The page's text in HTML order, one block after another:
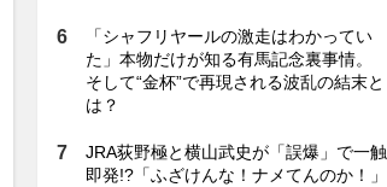
「シャフリヤールの激走はわかってい
た」本物だけが知る有馬記念裏事情。
そして“金杯”で再現される波乱の結末と
は？
JRA荻野極と横山武史が「誤爆」で一触
即発!?「ふざけんな！ナメてんのか！」